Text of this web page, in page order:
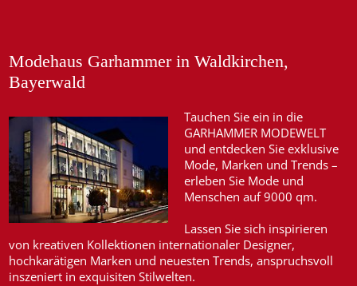
Modehaus Garhammer in Waldkirchen,
Bayerwald
Tauchen Sie ein in die
GARHAMMER MODEWELT
und entdecken Sie exklusive
Mode, Marken und Trends –
erleben Sie Mode und
Menschen auf 9000 qm.
Lassen Sie sich inspirieren
von kreativen Kollektionen internationaler Designer,
hochkarätigen Marken und neuesten Trends, anspruchsvoll
inszeniert in exquisiten Stilwelten.